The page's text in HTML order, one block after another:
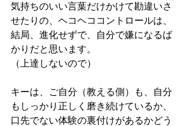
気持ちのいい言葉だけかけて勘違いさ
せたりの、ヘコヘココントロールは、
結局、進化せずで、自分で嫌になるば
かりだと思います。
（上達しないので）
キーは、ご自分（教える側）も、自分
もしっかり正しく磨き続けているか、
口先でない体験の裏付けがあるかどう